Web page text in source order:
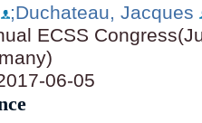
;Duchateau, Jacques
ECSS
06-05